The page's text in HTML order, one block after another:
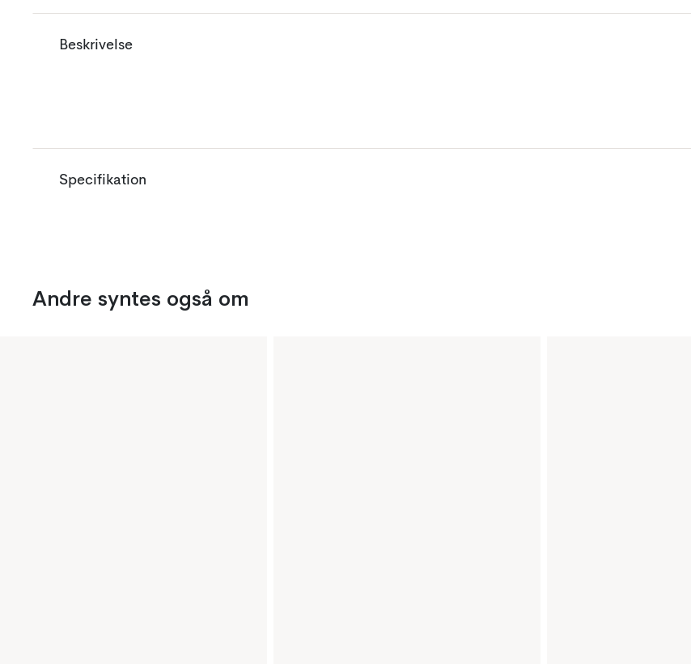
Beskrivelse
Specifikation
Andre syntes også om